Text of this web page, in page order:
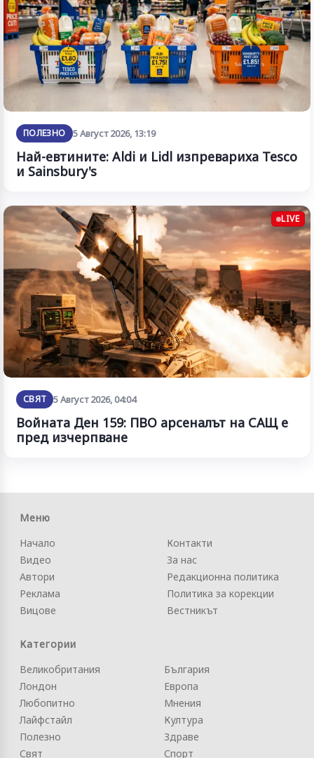
ПОЛЕЗНО 5 Август 2026, 13:19
Най-евтините: Aldi и Lidl изпревариха Tesco
и Sainsbury's
LIVE
СВЯТ 5 Август 2026, 04:04
Войната Ден 159: ПВО арсеналът на САЩ е
пред изчерпване
Меню
Начало
Видео
Автори
Реклама
Вицове
Контакти
За нас
Редакционна политика
Политика за корекции
Вестникът
Категории
Великобритания
Лондон
Любопитно
Лайфстайл
Полезно
Свят
България
Европа
Мнения
Култура
Здраве
Спорт